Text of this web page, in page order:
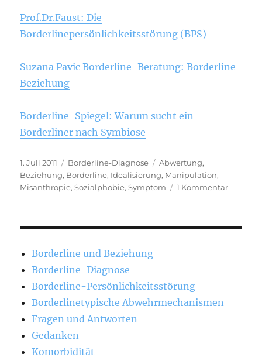
Prof.Dr.Faust: Die
Borderlinepersönlichkeitsstörung (BPS)
Suzana Pavic Borderline-Beratung: Borderline-
Beziehung
Borderline-Spiegel: Warum sucht ein
Borderliner nach Symbiose
Veröffentlicht
am
1. Juli 2011 Kategorien
Borderline-Diagnose Schlagwörter
Abwertung,
Beziehung, Borderline, Idealisierung, Manipulation,
Misanthropie,Sozialphobie,Symptom 1 Kommentarzu
Borderline und Beziehung
Borderline-Diagnose
Borderline-Persönlichkeitsstörung
Borderlinetypische Abwehrmechanismen
Fragen und Antworten
Gedanken
Komorbidität